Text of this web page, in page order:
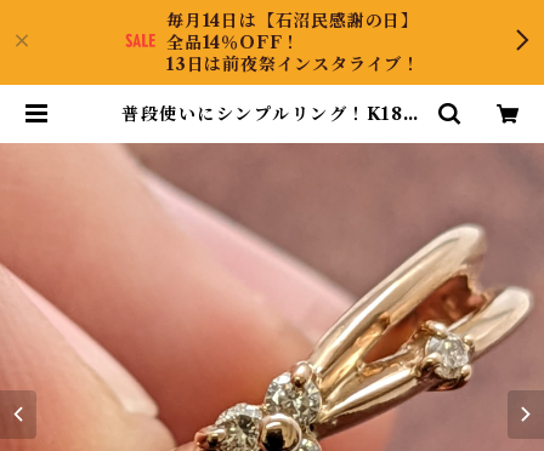
毎月14日は【石沼民感謝の日】
全品14％OFF！
13日は前夜祭インスタライブ！
普段使いにシンプルリング！K18ダ